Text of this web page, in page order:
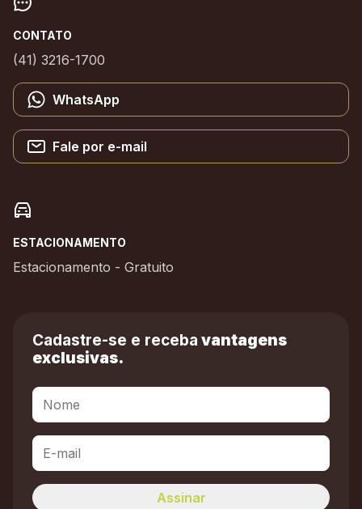
CONTATO
(41) 3216-1700
WhatsApp
Fale por e-mail
ESTACIONAMENTO
Estacionamento - Gratuito
Cadastre-se e receba vantagens
exclusivas.